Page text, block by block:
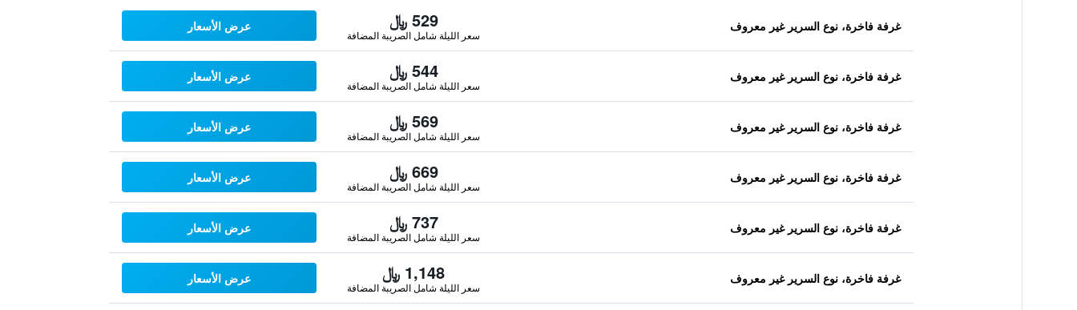
غرفة فاخرة، نوع السرير غير معروف 529 ﷼
سعر الليلة شامل الصريبة المضافة
عرض الأسعار
غرفة فاخرة، نوع السرير غير معروف 544 ﷼
سعر الليلة شامل الصريبة المضافة
عرض الأسعار
غرفة فاخرة، نوع السرير غير معروف 569 ﷼
سعر الليلة شامل الصريبة المضافة
عرض الأسعار
غرفة فاخرة، نوع السرير غير معروف 669 ﷼
سعر الليلة شامل الصريبة المضافة
عرض الأسعار
غرفة فاخرة، نوع السرير غير معروف 737 ﷼
سعر الليلة شامل الصريبة المضافة
عرض الأسعار
غرفة فاخرة، نوع السرير غير معروف 1,148 ﷼
سعر الليلة شامل الصريبة المضافة
عرض الأسعار